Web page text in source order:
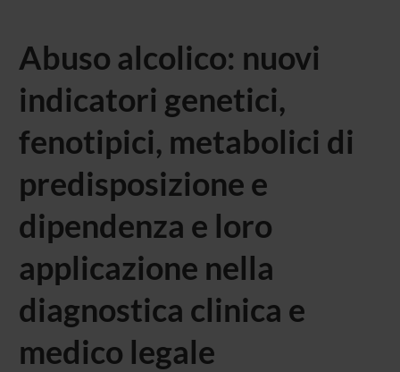
Abuso alcolico: nuovi
indicatori genetici,
fenotipici, metabolici di
predisposizione e
dipendenza e loro
applicazione nella
diagnostica clinica e
medico legale